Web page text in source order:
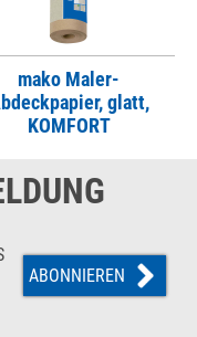
mako Maler-
glatt,
KOMFORT
ABONNIEREN